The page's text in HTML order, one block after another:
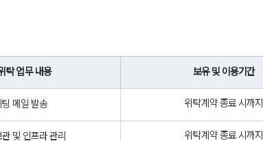
탁 업무 내용 보유 및 이용기간
팅 메일 발송 위탁계약 종료 시까지
및 인프라 관리 위탁계약 종료 시까지